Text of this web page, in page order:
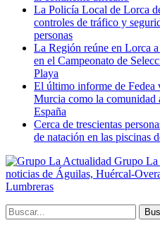
La Policía Local de Lorca
controles de tráfico y
personas
La Región reúne en Lorca
en el Campeonato de
Playa
El último informe de Fedea
Murcia como la comunidad
España
Cerca de trescientas
de natación en las piscinas
Grupo La
noticias de Águilas, Huércal-
Lumbreras